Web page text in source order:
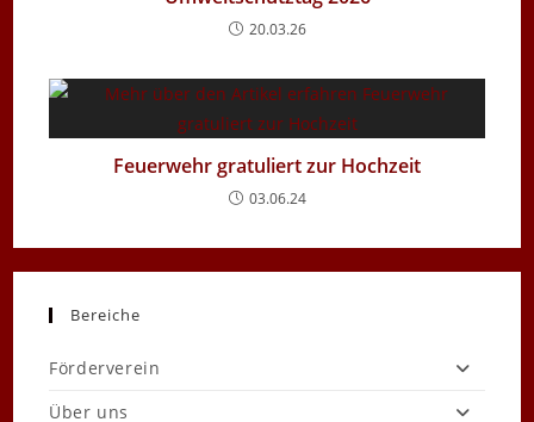
20.03.26
Feuerwehr gratuliert zur Hochzeit
03.06.24
Bereiche
Förderverein
Über uns